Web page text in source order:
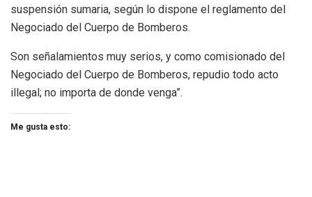
suspensión sumaria, según lo dispone el reglamento del
Negociado del Cuerpo de Bomberos.
Son señalamientos muy serios, y como comisionado del
Negociado del Cuerpo de Bomberos, repudio todo acto
illegal; no importa de donde venga”.
Me gusta esto: